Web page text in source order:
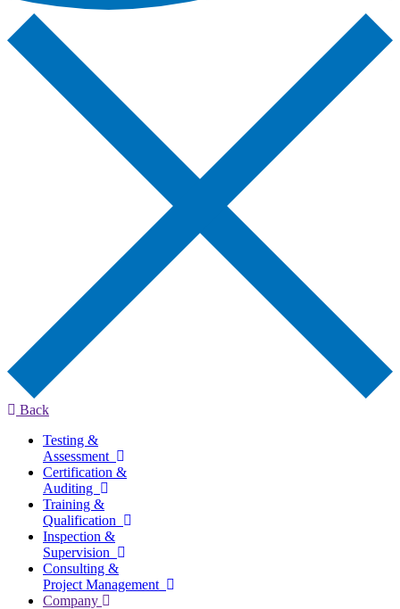
Back
Testing &
Assessment
Certification &
Auditing
Training &
Qualification
Inspection &
Supervision
Consulting &
Project Management
Company